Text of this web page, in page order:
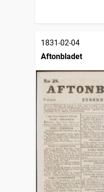
1831-02-04
Aftonbladet